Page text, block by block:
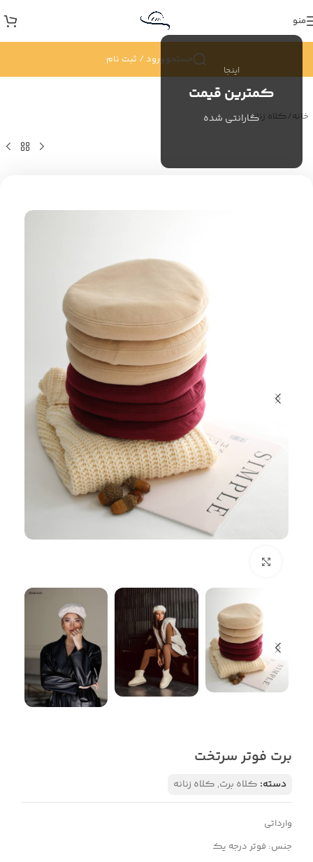
اینجا
کمترین قیمت
گارانتی شده
منو
جستجوورود / ثبت نام
خانه/کلاه زنانه
برت فوتر سرتخت
دسته: کلاه برت, کلاه زنانه
وارداتی
جنس: فوتر درجه یک